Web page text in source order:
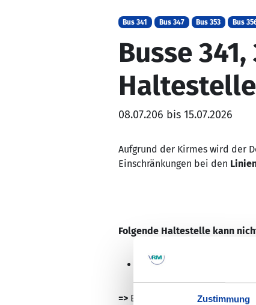
Zustimmung
Bus 341 Bus 347 Bus 353 Bus
Busse
08.07.206 bis 15.07.2026
Aufgrund der Kirmes wird der
Einschränkungen bei den
Folgende Haltestelle kann
Rüber, "Dorfplatz"
=>Eine Ersatzhaltestelle wird